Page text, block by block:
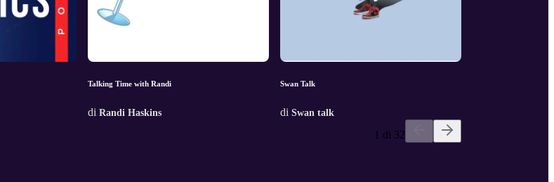
Talking Time with Randi
di Randi Haskins
Swan Talk
di Swan talk
1 di 32